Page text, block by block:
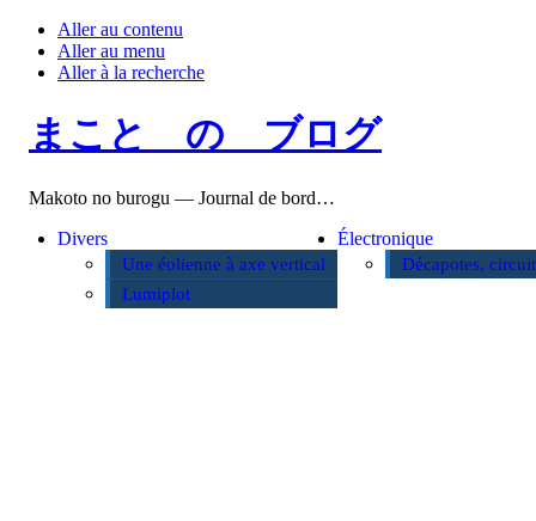
Aller au contenu
Aller au menu
Aller à la recherche
まこと の ブログ
Makoto no burogu — Journal de bord…
Divers
Une éolienne à axe vertical
Lumiplot
Électronique
Décapotes,